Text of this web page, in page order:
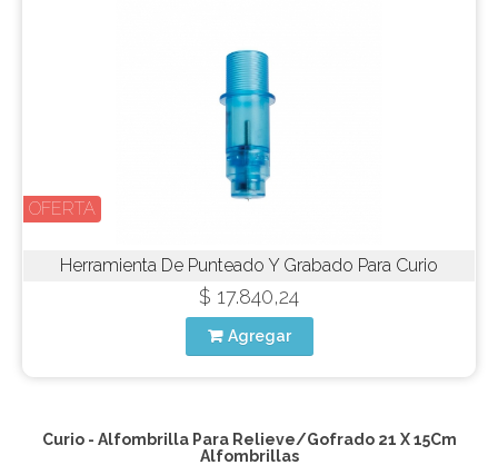
OFERTA
Herramienta De Punteado Y Grabado Para Curio
$ 17.840,24
Agregar
Curio - Alfombrilla Para Relieve/Gofrado 21 X 15Cm
Alfombrillas